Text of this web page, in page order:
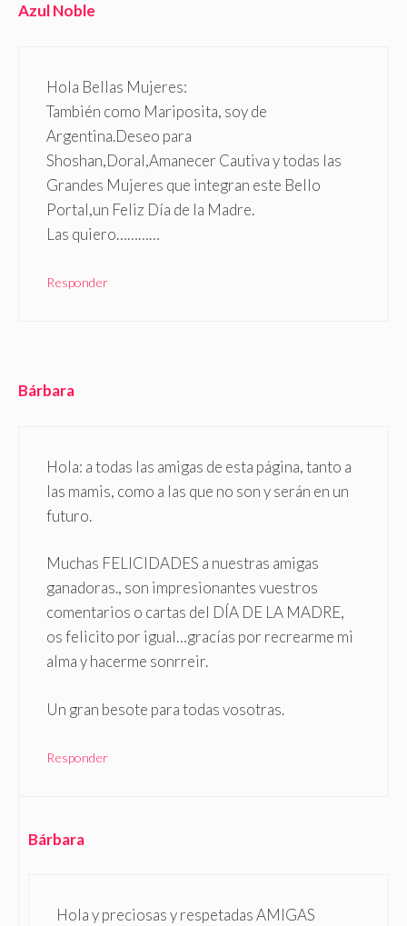
Azul Noble
Hola Bellas Mujeres:
También como Mariposita, soy de
Argentina.Deseo para
Shoshan,Doral,Amanecer Cautiva y todas las
Grandes Mujeres que integran este Bello
Portal,un Feliz Día de la Madre.
Las quiero…………
Responder
Bárbara
Hola: a todas las amigas de esta página, tanto a
las mamis, como a las que no son y serán en un
futuro.
Muchas FELICIDADES a nuestras amigas
ganadoras., son impresionantes vuestros
comentarios o cartas del DÍA DE LA MADRE,
os felicito por igual…gracías por recrearme mi
alma y hacerme sonrreir.
Un gran besote para todas vosotras.
Responder
Bárbara
Hola y preciosas y respetadas AMIGAS